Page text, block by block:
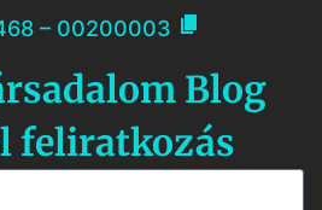
– 00200003 
Blog
feliratkozás